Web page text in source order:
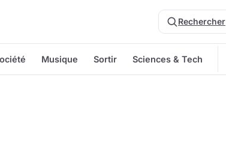
Rechercher
Musique Sortir Sciences & Tech